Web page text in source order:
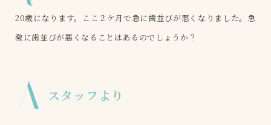
20歳になります。ここ２ケ月で急に歯並びが悪くなりました。急
激に歯並びが悪くなることはあるのでしょうか？
A スタッフより